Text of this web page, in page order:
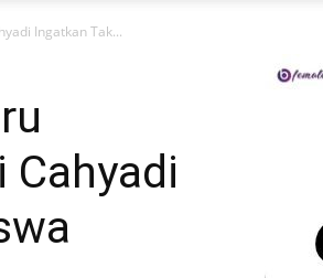
Ingatkan Tak...
Cahyadi